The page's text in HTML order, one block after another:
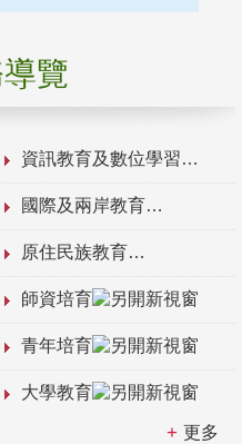
覽
資訊教育及數位學習
國際及兩岸教育
原住民族教育
師資培育
青年培育
大學教育
更多